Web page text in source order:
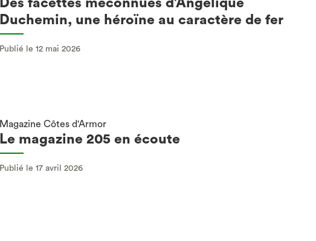
Duchemin, une héroïne au caractère de fer
Publié le 12 mai 2026
Magazine Côtes d'Armor
Le magazine 205 en écoute
Publié le 17 avril 2026